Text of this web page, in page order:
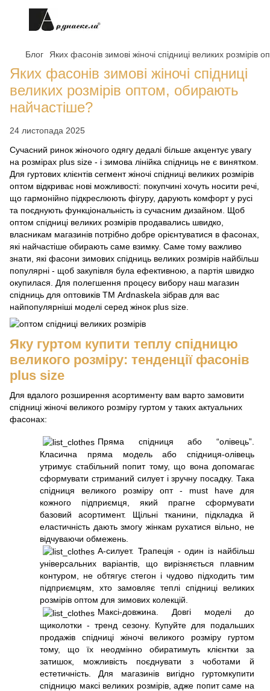
Блог Яких фасонів зимові жіночі спідниці великих розмірів
Яких фасонів зимові жіночі спідниці
великих розмірів оптом, обирають
найчастіше?
24 листопада 2025
Сучасний ринок жіночого одягу дедалі більше акцентує увагу
на розмірах plus size - і зимова лінійка спідниць не є винятком.
Для гуртових клієнтів сегмент жіночі спідниці великих розмірів
оптом відкриває нові можливості: покупчині хочуть носити речі,
що гармонійно підкреслюють фігуру, дарують комфорт у русі
та поєднують функціональність із сучасним дизайном. Щоб
оптом спідниці великих розмірів продавались швидко,
власникам магазинів потрібно добре орієнтуватися в фасонах,
які найчастіше обирають саме взимку. Саме тому важливо
знати, які фасони зимових спідниць великих розмірів найбільш
популярні - щоб закупівля була ефективною, а партія швидко
окупилася. Для полегшення процесу вибору наш магазин
спідниць для оптовиків ТМ Ardnaskela зібрав для вас
найпопулярніші моделі серед жінок plus size.
Яку гуртом купити теплу спідницю
великого розміру: тенденції фасонів
plus size
Для вдалого розширення асортименту вам варто замовити
спідниці жіночі великого розміру гуртом у таких актуальних
фасонах:
Пряма спідниця або “олівець”.
Класична пряма модель або спідниця-олівець
утримує стабільний попит тому, що вона допомагає
сформувати стриманий силует і зручну посадку. Така
спідниця великого розміру опт - must have для
кожного підприємця, який прагне сформувати
базовий асортимент. Щільні тканини, підкладка й
еластичність дають змогу жінкам рухатися вільно, не
відчуваючи обмежень.
А-силует. Трапеція - один із найбільш
універсальних варіантів, що вирізняється плавним
контуром, не обтягує стегон і чудово підходить тим
підприємцям, хто замовляє теплі спідниці великих
розмірів оптом для зимових колекцій.
Максі-довжина. Довгі моделі до
щиколотки - тренд сезону. Купуйте для подальших
продажів спідниці жіночі великого розміру гуртом
тому, що їх неодмінно обиратимуть клієнтки за
затишок, можливість поєднувати з чоботами й
естетичність. Для магазинів вигідно гуртомкупити
спідницю максі великих розмірів, адже попит саме на